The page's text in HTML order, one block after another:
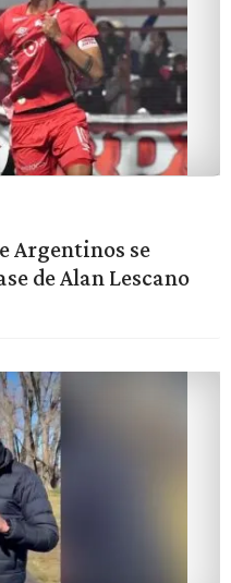
Argentinos se
de Alan Lescano